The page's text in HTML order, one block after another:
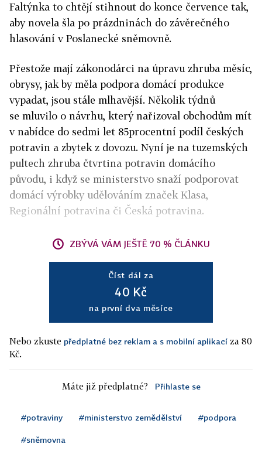
Faltýnka to chtějí stihnout do konce července tak,
aby novela šla po prázdninách do závěrečného
hlasování v Poslanecké sněmovně.
Přestože mají zákonodárci na úpravu zhruba měsíc,
obrysy, jak by měla podpora domácí produkce
vypadat, jsou stále mlhavější. Několik týdnů
se mluvilo o návrhu, který nařizoval obchodům mít
v nabídce do sedmi let 85procentní podíl českých
potravin a zbytek z dovozu. Nyní je na tuzemských
pultech zhruba čtvrtina potravin domácího
původu, i když se ministerstvo snaží podporovat
domácí výrobky udělováním značek Klasa,
Regionální potravina či Česká potravina.
ZBÝVÁ VÁM JEŠTĚ 70 % ČLÁNKU
Číst dál za
40 Kč
na první dva měsíce
Nebo zkuste předplatné bez reklam a s mobilní aplikací za 80
Kč.
Máte již předplatné? Přihlaste se
#potraviny #ministerstvo zemědělství #podpora
#sněmovna